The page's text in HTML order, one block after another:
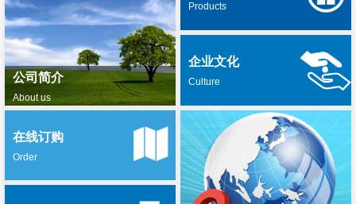
公司简介
About us
Products
企业文化
Culture
在线订购
Order